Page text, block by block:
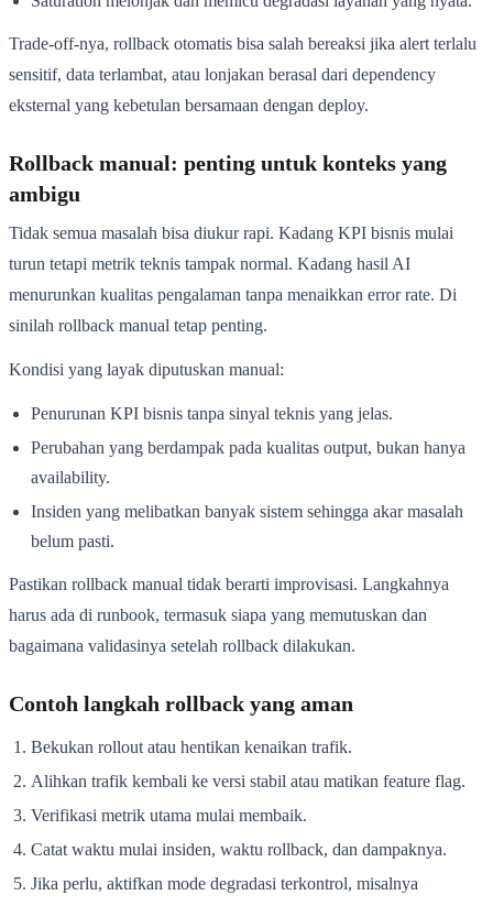
Trade-off-nya, rollback otomatis bisa salah bereaksi jika alert terlalu
sensitif, data terlambat, atau lonjakan berasal dari dependency
eksternal yang kebetulan bersamaan dengan deploy.
Rollback manual: penting untuk konteks yang
ambigu
Tidak semua masalah bisa diukur rapi. Kadang KPI bisnis mulai
turun tetapi metrik teknis tampak normal. Kadang hasil AI
menurunkan kualitas pengalaman tanpa menaikkan error rate. Di
sinilah rollback manual tetap penting.
Kondisi yang layak diputuskan manual:
Penurunan KPI bisnis tanpa sinyal teknis yang jelas.
Perubahan yang berdampak pada kualitas output, bukan hanya
availability.
Insiden yang melibatkan banyak sistem sehingga akar masalah
belum pasti.
Pastikan rollback manual tidak berarti improvisasi. Langkahnya
harus ada di runbook, termasuk siapa yang memutuskan dan
bagaimana validasinya setelah rollback dilakukan.
Contoh langkah rollback yang aman
Bekukan rollout atau hentikan kenaikan trafik.
Alihkan trafik kembali ke versi stabil atau matikan feature flag.
Verifikasi metrik utama mulai membaik.
Catat waktu mulai insiden, waktu rollback, dan dampaknya.
Jika perlu, aktifkan mode degradasi terkontrol, misalnya